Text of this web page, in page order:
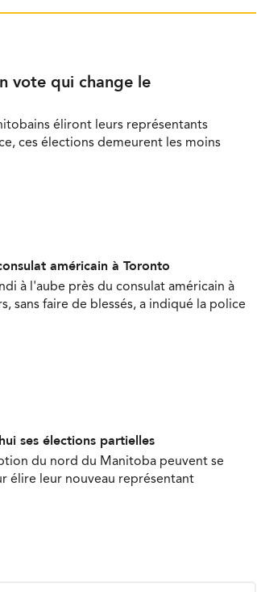
vote qui change le
éliront leurs représentants
ces élections demeurent les moins
américain à Toronto
à l'aube près du consulat américain à
sans faire de blessés, a indiqué la police
ses élections partielles
du nord du Manitoba peuvent se
élire leur nouveau représentant